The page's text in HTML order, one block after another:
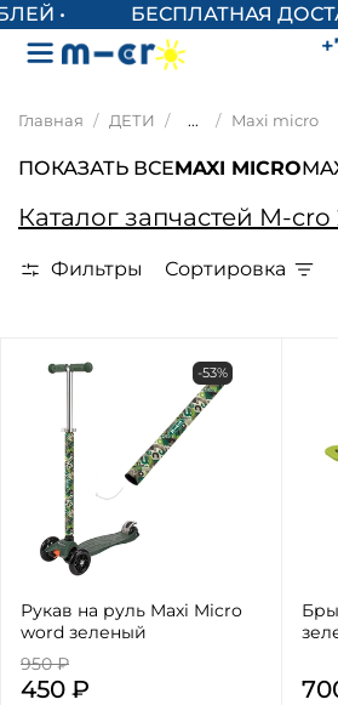
БЕСПЛАТНАЯ
Главная ДЕТИ ... Maxi micro
ПОКАЗАТЬ ВСЕMAXI MICRO
Каталог запчастей M-cro
Фильтры Сортировка
-53%
Рукав на руль Maxi Micro
word зеленый
950 ₽
450 ₽